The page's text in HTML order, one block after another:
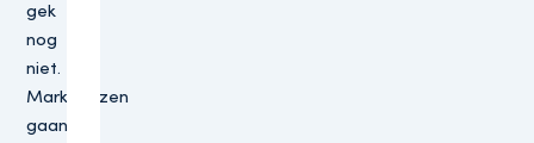
gek
nog
niet.
Marktprijzen
gaan